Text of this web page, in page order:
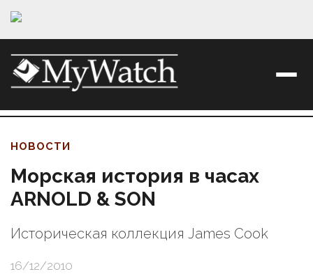
НОВОСТИ
Морская история в часах
ARNOLD & SON
Историческая коллекция James Cook
16/12/2010